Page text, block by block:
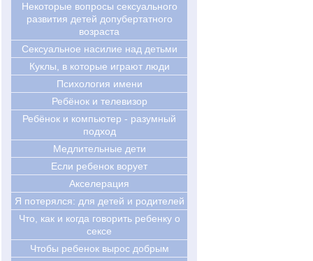
Некоторые вопросы сексуального
развития детей допубертатного
возраста
Сексуальное насилие над детьми
Куклы, в которые играют люди
Психология имени
Ребёнок и телевизор
Ребёнок и компьютер - разумный
подход
Медлительные дети
Если ребенок ворует
Акселерация
Я потерялся: для детей и родителей
Что, как и когда говорить ребенку о
сексе
Чтобы ребенок вырос добрым